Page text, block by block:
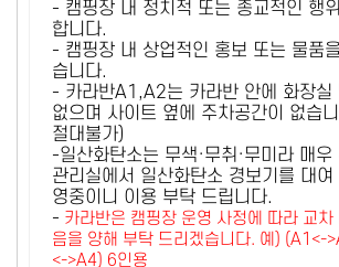
- 캠핑장 내 정치적 또는 종교적인 행
합니다.
- 캠핑장 내 상업적인 홍보 또는 물품
습니다.
- 카라반A1,A2는 카라반 안에 화장실
없으며 사이트 옆에 주차공간이 없습
절대불가)
-일산화탄소는 무색·무취·무미라 매우
관리실에서 일산화탄소 경보기를 대여
영중이니 이용 부탁 드립니다.
- 카라반은 캠핑장 운영 사정에 따라 교차
음을 양해 부탁 드리겠습니다. 예) (A1<-
<->A4) 6인용